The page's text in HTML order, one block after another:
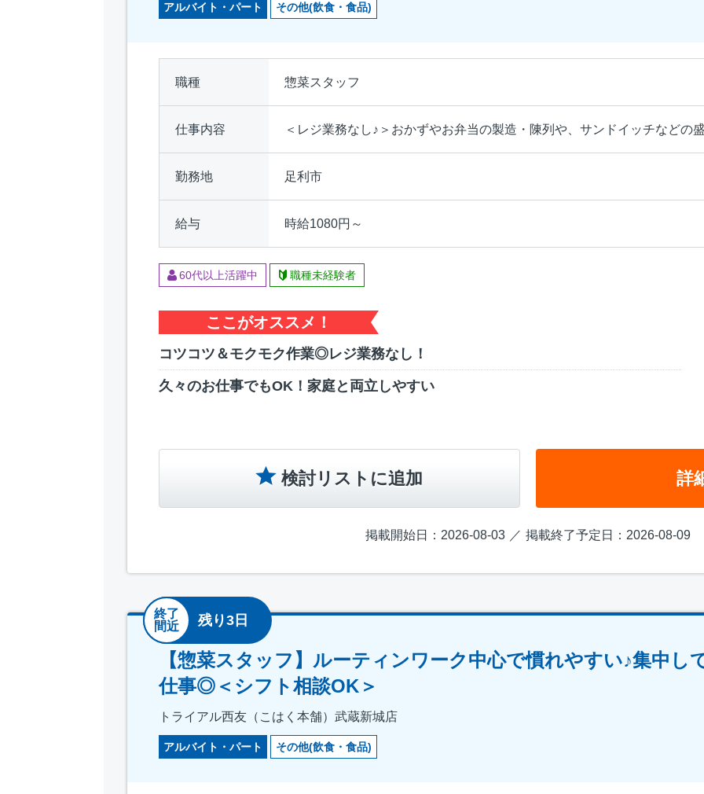
アルバイト・パート その他(飲食・食品)
職種 惣菜スタッフ
仕事内容 ＜レジ業務なし♪＞おかずやお弁当の製造・陳列や、サンドイッチなどの
勤務地 足利市
給与 時給1080円～
60代以上活躍中 職種未経験者
ここがオススメ！
コツコツ＆モクモク作業◎レジ業務なし！
久々のお仕事でもOK！家庭と両立しやすい
検討リストに追加 詳
掲載開始日：2026-08-03 掲載終了予定日：2026-08-09
終了
間近
残り3日
【惣菜スタッフ】ルーティンワーク中心で慣れやすい♪集中し
仕事◎＜シフト相談OK＞
トライアル西友（こはく本舗）武蔵新城店
アルバイト・パート その他(飲食・食品)